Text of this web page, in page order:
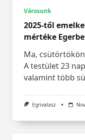
Városunk
2025-től
mértéke
Ma,
A testület 23
valamint több
Egrivalasz